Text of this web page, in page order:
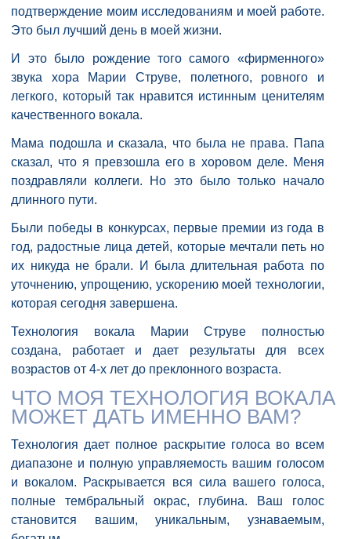
подтверждение моим исследованиям и моей работе.
Это был лучший день в моей жизни.
И это было рождение того самого «фирменного»
звука хора Марии Струве, полетного, ровного и
легкого, который так нравится истинным ценителям
качественного вокала.
Мама подошла и сказала, что была не права. Папа
сказал, что я превзошла его в хоровом деле. Меня
поздравляли коллеги. Но это было только начало
длинного пути.
Были победы в конкурсах, первые премии из года в
год, радостные лица детей, которые мечтали петь но
их никуда не брали. И была длительная работа по
уточнению, упрощению, ускорению моей технологии,
которая сегодня завершена.
Технология вокала Марии Струве полностью
создана, работает и дает результаты для всех
возрастов от 4-х лет до преклонного возраста.
ЧТО МОЯ ТЕХНОЛОГИЯ ВОКАЛА
МОЖЕТ ДАТЬ ИМЕННО ВАМ?
Технология дает полное раскрытие голоса во всем
диапазоне и полную управляемость вашим голосом
и вокалом. Раскрывается вся сила вашего голоса,
полные тембральный окрас, глубина. Ваш голос
становится вашим, уникальным, узнаваемым,